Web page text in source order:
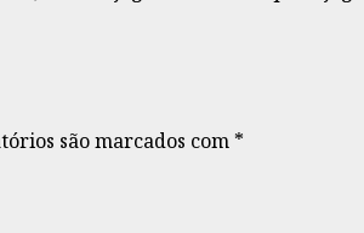
são marcados com *